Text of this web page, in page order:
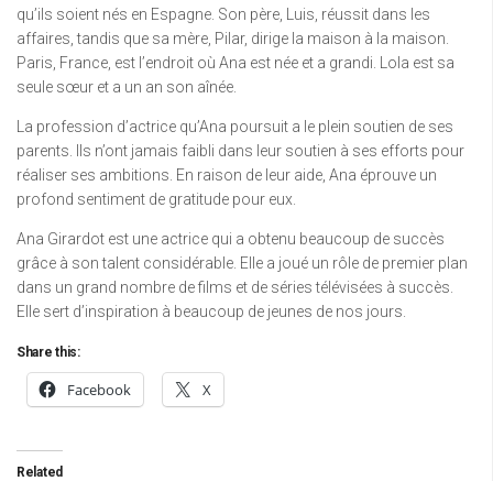
qu’ils soient nés en Espagne. Son père, Luis, réussit dans les
affaires, tandis que sa mère, Pilar, dirige la maison à la maison.
Paris, France, est l’endroit où Ana est née et a grandi. Lola est sa
seule sœur et a un an son aînée.
La profession d’actrice qu’Ana poursuit a le plein soutien de ses
parents. Ils n’ont jamais faibli dans leur soutien à ses efforts pour
réaliser ses ambitions. En raison de leur aide, Ana éprouve un
profond sentiment de gratitude pour eux.
Ana Girardot est une actrice qui a obtenu beaucoup de succès
grâce à son talent considérable. Elle a joué un rôle de premier plan
dans un grand nombre de films et de séries télévisées à succès.
Elle sert d’inspiration à beaucoup de jeunes de nos jours.
Share this:
Facebook X
Related